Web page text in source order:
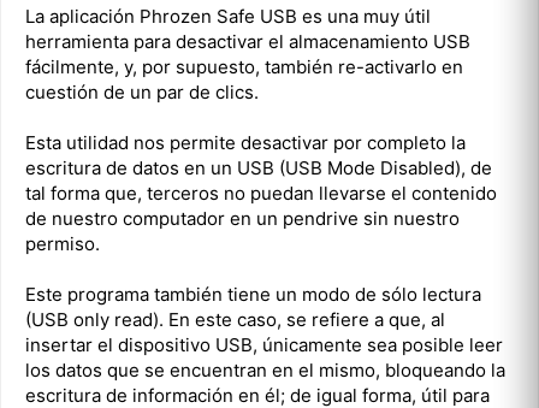
La aplicación Phrozen Safe USB es una muy útil
herramienta para desactivar el almacenamiento USB
fácilmente, y, por supuesto, también re-activarlo en
cuestión de un par de clics.
Esta utilidad nos permite desactivar por completo la
escritura de datos en un USB (USB Mode Disabled), de
tal forma que, terceros no puedan llevarse el contenido
de nuestro computador en un pendrive sin nuestro
permiso.
Este programa también tiene un modo de sólo lectura
(USB only read). En este caso, se refiere a que, al
insertar el dispositivo USB, únicamente sea posible leer
los datos que se encuentran en el mismo, bloqueando la
escritura de información en él; de igual forma, útil para